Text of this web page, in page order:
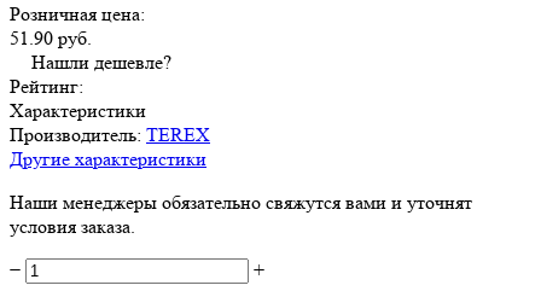
Розничная цена:
51.90 руб.
Нашли дешевле?
Рейтинг:
Характеристики
Производитель: TEREX
Другие характеристики
Наши менеджеры обязательно свяжутся вами и уточнят
условия заказа.
−
+